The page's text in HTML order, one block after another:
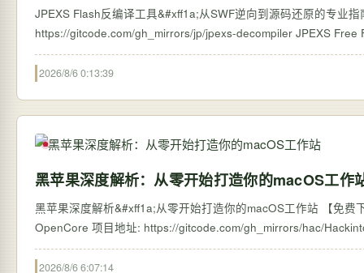
JPEXS Flash反编译工具&#xff1a;从SWF逆向到源码还原的专业指南
https://gitcode.com/
2026/8/6 0:13:39
黑苹果深度解析：从零开始打造你的macOS工作
黑苹果深度解析&#xff1a;从零开始打造你的macOS工作站 【免
2026/8/6 6:07:14